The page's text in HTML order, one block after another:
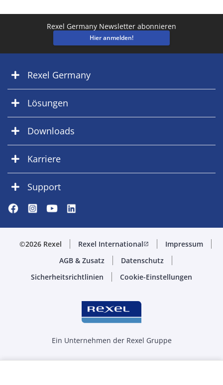
Rexel Germany Newsletter abonnieren
Hier anmelden!
Rexel Germany
Lösungen
Downloads
Karriere
Support
©2026 Rexel Rexel Internationalopen_in_new
Impressum
AGB & Zusatz
Datenschutz
Sicherheitsrichtlinien
Cookie-Einstellungen
Ein Unternehmen der Rexel Gruppe